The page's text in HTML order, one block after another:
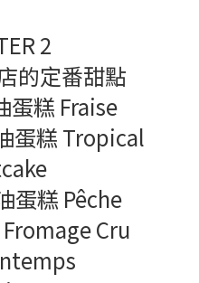
2
的定番甜點
蛋糕 Fraise
蛋糕 Tropical
蛋糕 Pêche
Cru